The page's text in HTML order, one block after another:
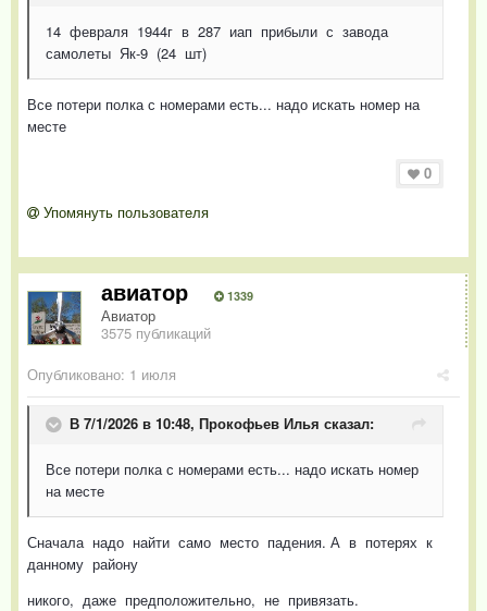
14 февраля 1944г в 287 иап прибыли с завода
самолеты Як-9 (24 шт)
Все потери полка с номерами есть... надо искать номер на
месте
0
Упомянуть пользователя
авиатор 1339
Авиатор
3575 публикаций
Опубликовано: 1 июля
В 7/1/2026 в 10:48, Прокофьев Илья сказал:
Все потери полка с номерами есть... надо искать номер
на месте
Сначала надо найти само место падения. А в потерях к
данному району
никого, даже предположительно, не привязать.